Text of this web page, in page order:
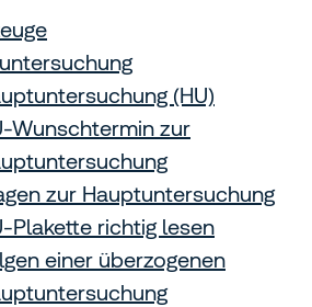
(HU)
Wunschtermin zur
zur Hauptuntersuchung
Plakette richtig lesen
einer überzogenen